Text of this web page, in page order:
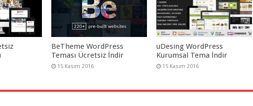
BeTheme WordPress
Teması Ücretsiz İndir
15 Kasım 2016
uDesing WordPress
Kurumsal Tema İndir
15 Kasım 2016